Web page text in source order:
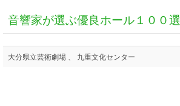
音響家が選ぶ優良ホール１００選
大分県立芸術劇場 、 九重文化センター